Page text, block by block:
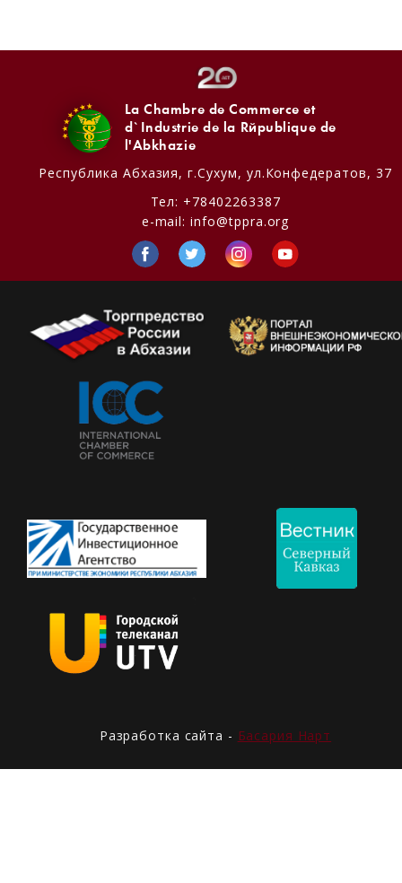
La Chambre de Commerce et
d`Industrie de la République de
l'Abkhazie
Республика Абхазия, г.Сухум, ул.Конфедератов, 37
Тел: +78402263387
e-mail:info@tppra.org
Разработка сайта - Басария Нарт